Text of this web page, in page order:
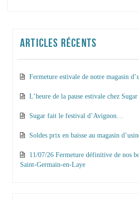
ARTICLES RÉCENTS
Fermeture estivale de notre magasin
L’heure de la pause estivale chez Sugar
Sugar fait le festival d’Avignon…
Soldes prix en baisse au magasin
11/07/26 Fermeture définitive de nos
Saint-Germain-en-Laye